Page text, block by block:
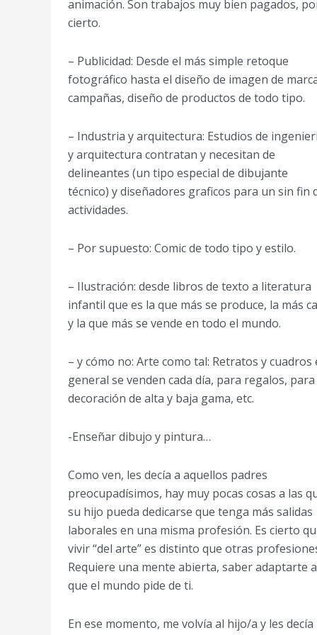
animación. Son trabajos muy bien pagados,
cierto.
– Publicidad: Desde el más simple retoque
fotográfico hasta el diseño de imagen de
campañas, diseño de productos de todo tipo.
– Industria y arquitectura: Estudios de
y arquitectura contratan y necesitan de
delineantes (un tipo especial de dibujante
técnico) y diseñadores graficos para un sin fin
actividades.
– Por supuesto: Comic de todo tipo y estilo.
– Ilustración: desde libros de texto a literatura
infantil que es la que más se produce, la más
y la que más se vende en todo el mundo.
– y cómo no: Arte como tal: Retratos y cuadros
general se venden cada día, para regalos, para
decoración de alta y baja gama, etc.
-Enseñar dibujo y pintura…
Como ven, les decía a aquellos padres
preocupadísimos, hay muy pocas cosas a las
su hijo pueda dedicarse que tenga más salidas
laborales en una misma profesión. Es cierto
vivir “del arte” es distinto que otras
Requiere una mente abierta, saber adaptarte
que el mundo pide de ti.
En ese momento, me volvía al hijo/a y les decía